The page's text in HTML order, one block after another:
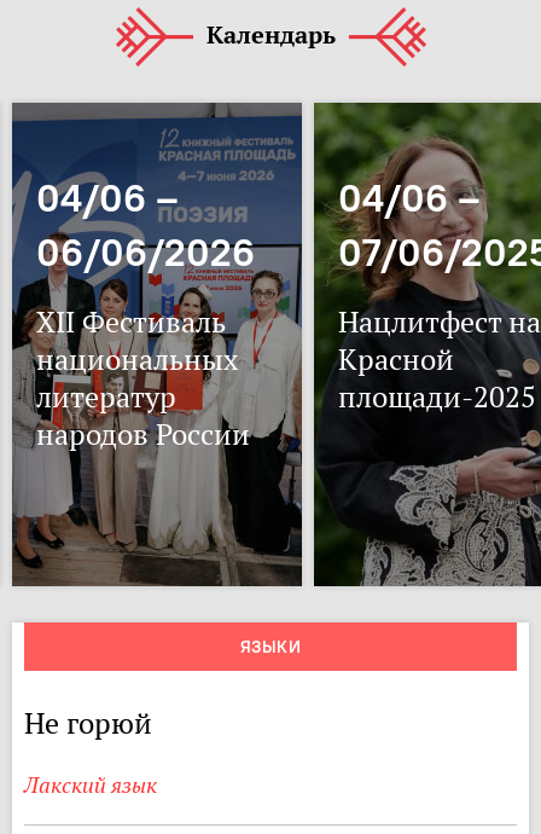
Календарь
04/06 –
06/06/2026
XII Фестиваль
национальных
литератур
народов России
04/06 –
07/06/
Нацлитфест на
Красной
площади-2025
ЯЗЫКИ
Не горюй
Лакский язык